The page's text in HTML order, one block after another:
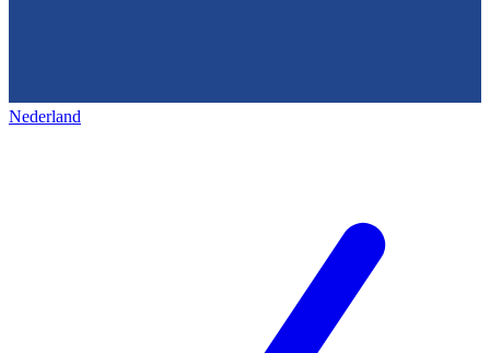
Nederland